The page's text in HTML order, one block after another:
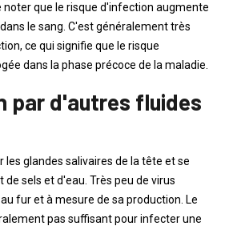
que le risque d'infection augmente
le sang. C'est généralement très
ce qui signifie que le risque
dans la phase précoce de la maladie.
par d'autres fluides
les glandes salivaires de la tête et se
sels et d'eau. Très peu de virus
fur et à mesure de sa production. Le
pas suffisant pour infecter une